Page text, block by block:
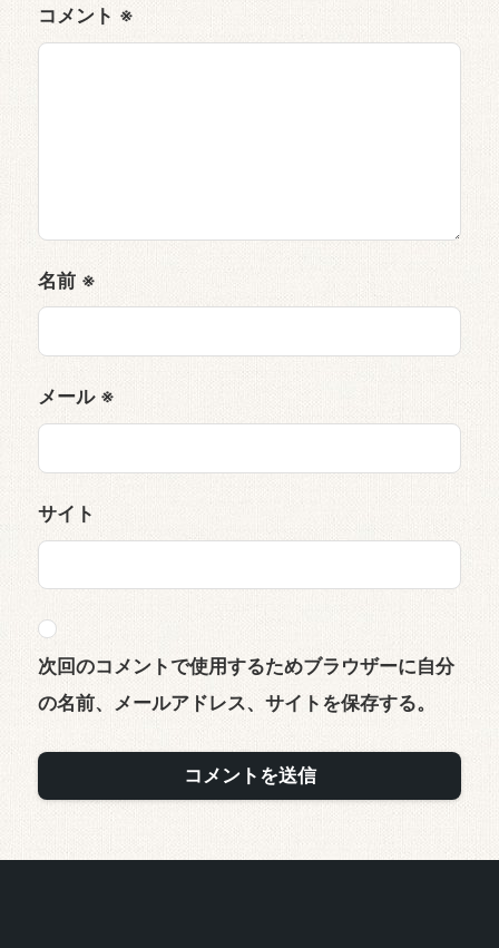
コメント ※
名前 ※
メール ※
サイト
次回のコメントで使用するためブラウザーに自分
の名前、メールアドレス、サイトを保存する。